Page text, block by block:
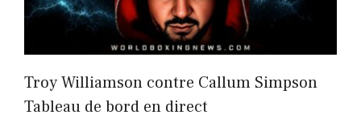
Troy Williamson contre Callum Simpson
Tableau de bord en direct